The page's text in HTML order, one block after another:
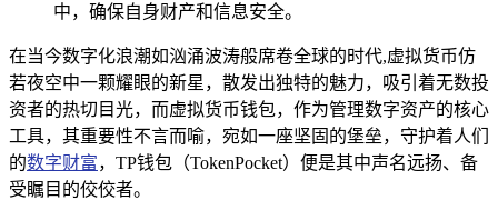
中，确保自身财产和信息安全。
在当今数字化浪潮如汹涌波涛般席卷全球的时代,虚拟货币仿
若夜空中一颗耀眼的新星，散发出独特的魅力，吸引着无数投
资者的热切目光，而虚拟货币钱包，作为管理数字资产的核心
工具，其重要性不言而喻，宛如一座坚固的堡垒，守护着人们
的数字财富，TP钱包（TokenPocket）便是其中声名远扬、备
受瞩目的佼佼者。